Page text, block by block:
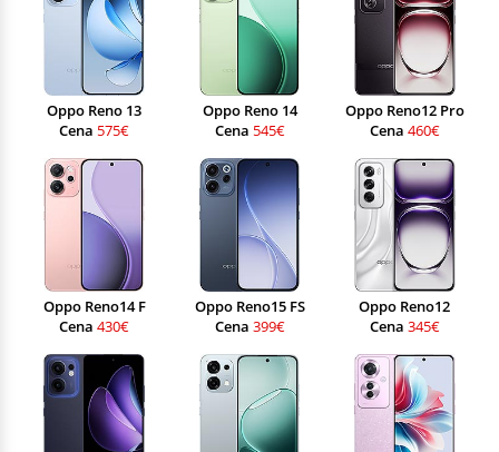
Oppo Reno 13
Cena 575€
Oppo Reno 14
Cena 545€
Oppo Reno12 Pro
Cena 460€
Oppo Reno14 F
Cena 430€
Oppo Reno15 FS
Cena 399€
Oppo Reno12
Cena 345€